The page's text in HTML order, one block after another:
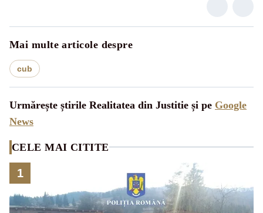
Mai multe articole despre
cub
Urmărește știrile Realitatea din Justitie și pe Google
News
CELE MAI CITITE
1